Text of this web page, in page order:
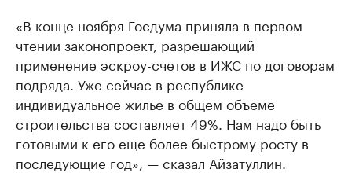
«В конце ноября Госдума приняла в первом
чтении законопроект, разрешающий
применение эскроу-счетов в ИЖС по договорам
подряда. Уже сейчас в республике
индивидуальное жилье в общем объеме
строительства составляет 49%. Нам надо быть
готовыми к его еще более быстрому росту в
последующие год», — сказал Айзатуллин.